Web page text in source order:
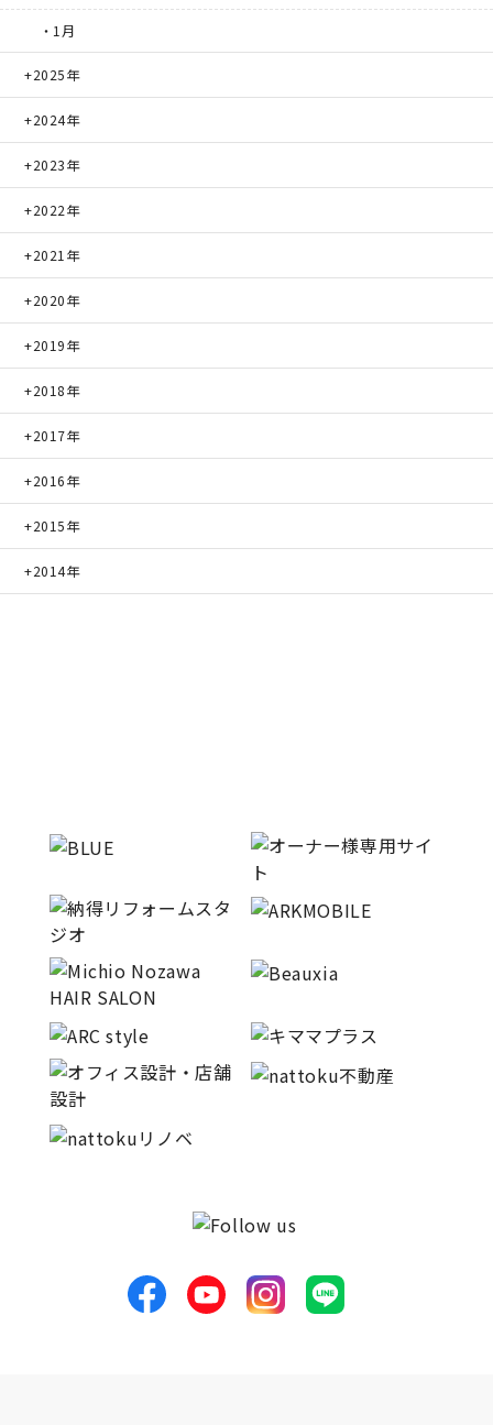
・1月
2025年
2024年
2023年
2022年
2021年
2020年
2019年
2018年
2017年
2016年
2015年
2014年